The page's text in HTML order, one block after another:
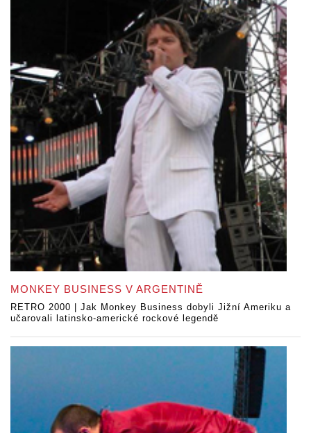
MONKEY BUSINESS V ARGENTINĚ
RETRO 2000 | Jak Monkey Business dobyli Jižní Ameriku a
učarovali latinsko-americké rockové legendě